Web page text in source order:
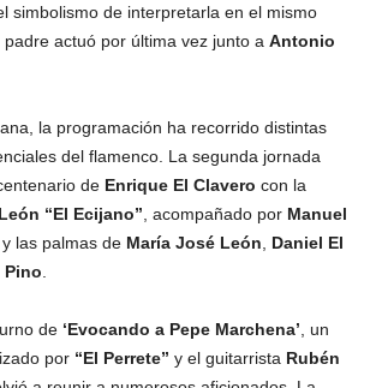
simbolismo de interpretarla en el mismo
actuó por última vez junto a Antonio
la programación ha recorrido distintas
del flamenco. La segunda jornada
de Enrique El Clavero con la
“El Ecijano” , acompañado por Manuel
las palmas de María José León
Daniel El
Pino
de ‘Evocando a Pepe Marchena’ , un
por “El Perrete” y el guitarrista Rubén